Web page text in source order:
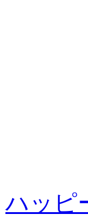
ハッピ